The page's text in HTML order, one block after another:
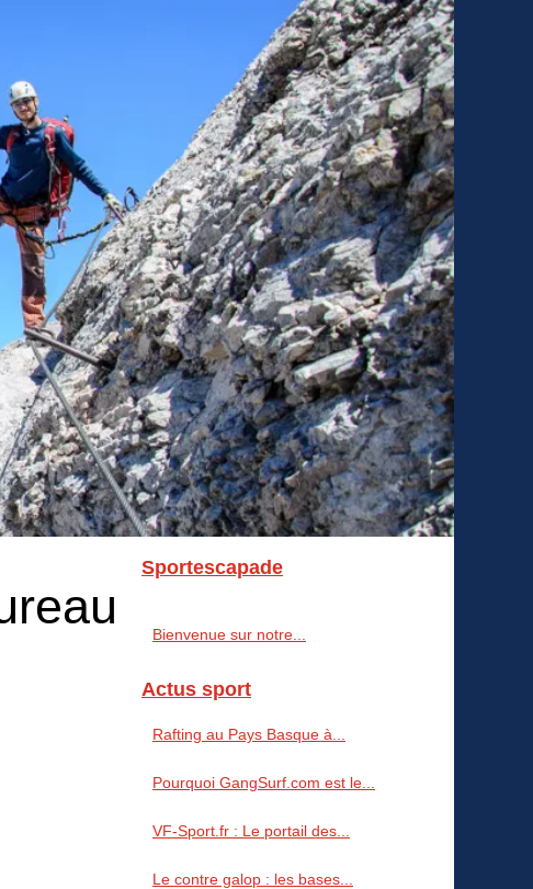
Sportescapade
Bienvenue sur notre...
Actus sport
Rafting au Pays Basque à...
Pourquoi GangSurf.com est le...
VF-Sport.fr : Le portail des...
Le contre galop : les bases...